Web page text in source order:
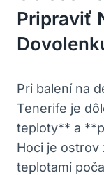
Pripraviť
Pri balení na
Tenerife je
teploty** a
Hoci je ostrov
teplotami